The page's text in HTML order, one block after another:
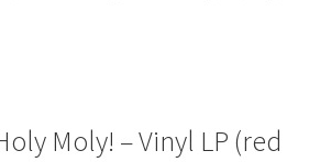
Moly! – Vinyl LP (red